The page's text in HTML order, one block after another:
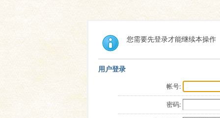
您需要先登录才能继续本操作
用户登录
帐号:
密码: